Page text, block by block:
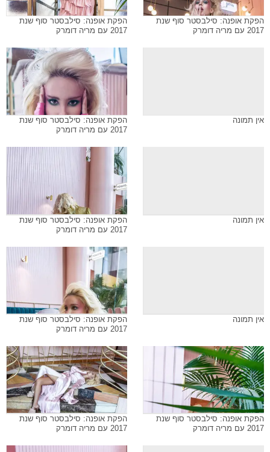
הפקת אופנה: סילבסטר סוף שנת
2017 עם מריה דומרק
הפקת אופנה: סילבסטר סוף שנת
2017 עם מריה דומרק
אין תמונה
הפקת אופנה: סילבסטר סוף שנת
2017 עם מריה דומרק
אין תמונה
הפקת אופנה: סילבסטר סוף שנת
2017 עם מריה דומרק
אין תמונה
הפקת אופנה: סילבסטר סוף שנת
2017 עם מריה דומרק
הפקת אופנה: סילבסטר סוף שנת
2017 עם מריה דומרק
הפקת אופנה: סילבסטר סוף שנת
2017 עם מריה דומרק